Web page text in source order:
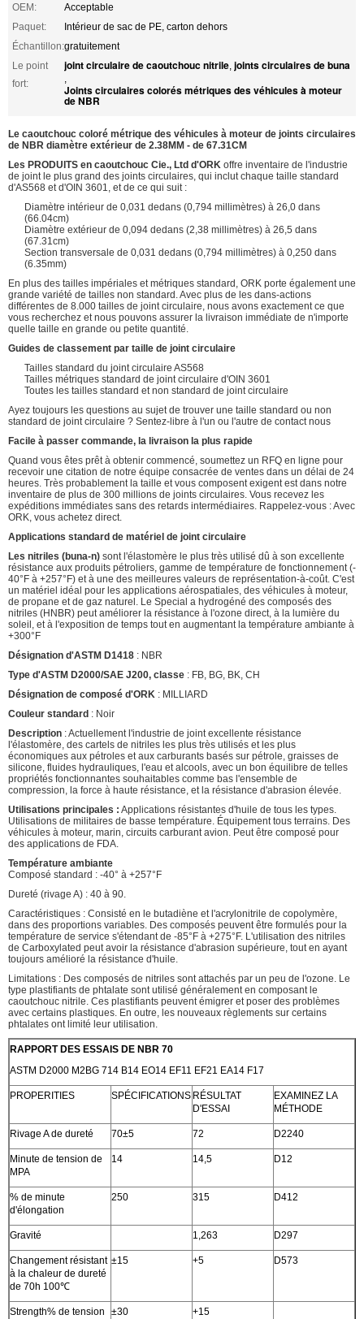
OEM:
Acceptable
Paquet:
Intérieur de sac de PE, carton dehors
Échantillon:gratuitement
Le point
fort:
joint circulaire de caoutchouc nitrile, joints circulaires de buna
,
Joints circulaires colorés métriques des véhicules à moteur
de NBR
Le caoutchouc coloré métrique des véhicules à moteur de joints circulaires
de NBR diamètre extérieur de 2.38MM - de 67.31CM
Les PRODUITS en caoutchouc Cie., Ltd d'ORK offre inventaire de l'industrie
de joint le plus grand des joints circulaires, qui inclut chaque taille standard
d'AS568 et d'OIN 3601, et de ce qui suit :
Diamètre intérieur de 0,031 dedans (0,794 millimètres) à 26,0 dans
(66.04cm)
Diamètre extérieur de 0,094 dedans (2,38 millimètres) à 26,5 dans
(67.31cm)
Section transversale de 0,031 dedans (0,794 millimètres) à 0,250 dans
(6.35mm)
En plus des tailles impériales et métriques standard, ORK porte également une
grande variété de tailles non standard. Avec plus de les dans-actions
différentes de 8.000 tailles de joint circulaire, nous avons exactement ce que
vous recherchez et nous pouvons assurer la livraison immédiate de n'importe
quelle taille en grande ou petite quantité.
Guides de classement par taille de joint circulaire
Tailles standard du joint circulaire AS568
Tailles métriques standard de joint circulaire d'OIN 3601
Toutes les tailles standard et non standard de joint circulaire
Ayez toujours les questions au sujet de trouver une taille standard ou non
standard de joint circulaire ? Sentez-libre à l'un ou l'autre de contact nous
Facile à passer commande, la livraison la plus rapide
Quand vous êtes prêt à obtenir commencé, soumettez un RFQ en ligne pour
recevoir une citation de notre équipe consacrée de ventes dans un délai de 24
heures. Très probablement la taille et vous composent exigent est dans notre
inventaire de plus de 300 millions de joints circulaires. Vous recevez les
expéditions immédiates sans des retards intermédiaires. Rappelez-vous : Avec
ORK, vous achetez direct.
Applications standard de matériel de joint circulaire
Les nitriles (buna-n) sont l'élastomère le plus très utilisé dû à son excellente
résistance aux produits pétroliers, gamme de température de fonctionnement (-
40°F à +257°F) et à une des meilleures valeurs de représentation-à-coût. C'est
un matériel idéal pour les applications aérospatiales, des véhicules à moteur,
de propane et de gaz naturel. Le Special a hydrogéné des composés des
nitriles (HNBR) peut améliorer la résistance à l'ozone direct, à la lumière du
soleil, et à l'exposition de temps tout en augmentant la température ambiante à
+300°F
Désignation d'ASTM D1418 : NBR
Type d'ASTM D2000/SAE J200, classe : FB, BG, BK, CH
Désignation de composé d'ORK : MILLIARD
Couleur standard : Noir
Description : Actuellement l'industrie de joint excellente résistance
l'élastomère, des cartels de nitriles les plus très utilisés et les plus
économiques aux pétroles et aux carburants basés sur pétrole, graisses de
silicone, fluides hydrauliques, l'eau et alcools, avec un bon équilibre de telles
propriétés fonctionnantes souhaitables comme bas l'ensemble de
compression, la force à haute résistance, et la résistance d'abrasion élevée.
Utilisations principales : Applications résistantes d'huile de tous les types.
Utilisations de militaires de basse température. Équipement tous terrains. Des
véhicules à moteur, marin, circuits carburant avion. Peut être composé pour
des applications de FDA.
Température ambiante
Composé standard : -40° à +257°F
Dureté (rivage A) : 40 à 90.
Caractéristiques : Consisté en le butadiène et l'acrylonitrile de copolymère,
dans des proportions variables. Des composés peuvent être formulés pour la
température de service s'étendant de -85°F à +275°F. L'utilisation des nitriles
de Carboxylated peut avoir la résistance d'abrasion supérieure, tout en ayant
toujours amélioré la résistance d'huile.
Limitations : Des composés de nitriles sont attachés par un peu de l'ozone. Le
type plastifiants de phtalate sont utilisé généralement en composant le
caoutchouc nitrile. Ces plastifiants peuvent émigrer et poser des problèmes
avec certains plastiques. En outre, les nouveaux règlements sur certains
phtalates ont limité leur utilisation.
RAPPORT DES ESSAIS DE NBR 70
ASTM D2000 M2BG 714 B14 EO14 EF11 EF21 EA14 F17
PROPERITIES SPÉCIFICATIONS RÉSULTAT
D'ESSAI
EXAMINEZ LA
MÉTHODE
Rivage A de dureté 70±5 72 D2240
Minute de tension de
MPA
14 14,5 D12
% de minute
d'élongation
250 315 D412
Gravité 1,263 D297
Changement résistant
à la chaleur de dureté
de 70h 100℃
±15 +5 D573
Strength% de tension ±30 +15